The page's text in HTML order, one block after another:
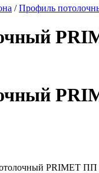
/Профиль
PRIMET